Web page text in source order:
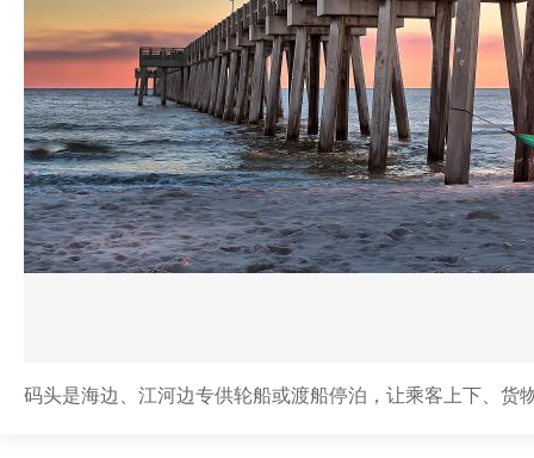
码头是海边、江河边专供轮船或渡船停泊，让乘客上下、货